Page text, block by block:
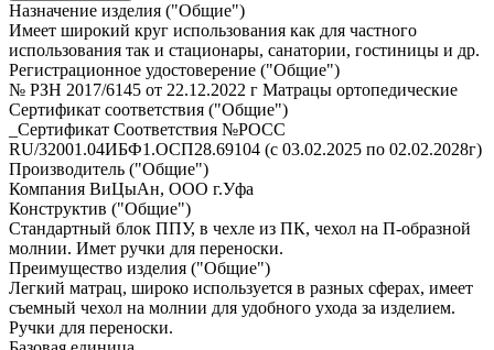
Назначение изделия ("Общие")
Имеет широкий круг использования как для частного
использования так и стационары, санатории, гостиницы и др.
Регистрационное удостоверение ("Общие")
№ РЗН 2017/6145 от 22.12.2022 г Матрацы ортопедические
Сертификат соответствия ("Общие")
_Сертификат Соответствия №РОСС
RU/32001.04ИБФ1.ОСП28.69104 (с 03.02.2025 по 02.02.2028г)
Производитель ("Общие")
Компания ВиЦыАн, ООО г.Уфа
Конструктив ("Общие")
Стандартный блок ППУ, в чехле из ПК, чехол на П-образной
молнии. Имет ручки для переноски.
Преимущество изделия ("Общие")
Легкий матрац, широко используется в разных сферах, имеет
съемный чехол на молнии для удобного ухода за изделием.
Ручки для переноски.